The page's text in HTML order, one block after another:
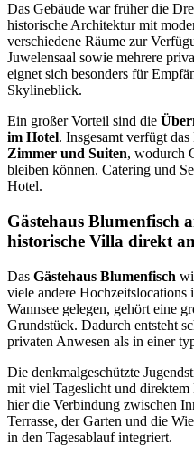
Das Gebäude war früher die
historische Architektur mit
verschiedene Räume zur
Juwelensaal sowie mehrere
eignet sich besonders für
Skylineblick.
Ein großer Vorteil sind die
im Hotel. Insgesamt verfügt
Zimmer und Suiten, wodurch
bleiben können. Catering und
Hotel.
Gästehaus Blumenfisch
historische Villa direkt
Das Gästehaus Blumenfisch
viele andere
Wannsee gelegen, gehört eine
Grundstück. Dadurch entsteht
privaten Anwesen als in einer
Die denkmalgeschützte
mit viel Tageslicht und
hier die Verbindung zwischen
Terrasse, der Garten und die
in den Tagesablauf integriert.